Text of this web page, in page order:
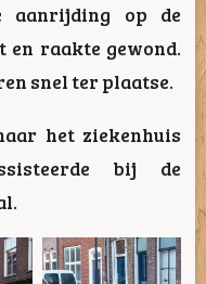
aanrijding op de
raakte gewond.
snel ter plaatse.
het ziekenhuis
bij de